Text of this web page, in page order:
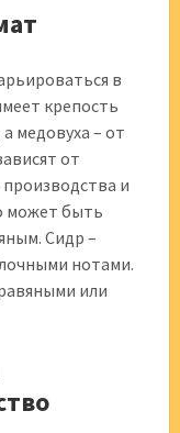
в
крепость
медовуха – от
от
производства и
может быть
Сидр –
нотами.
или